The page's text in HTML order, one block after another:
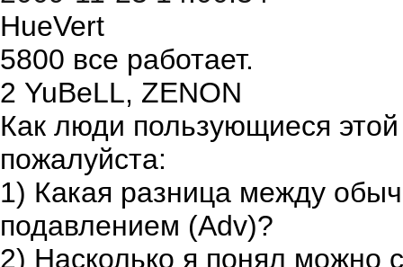
HueVert
5800 все работает.
2 YuBeLL, ZENON
Как люди пользующиеся
пожалуйста:
1) Какая разница между
подавлением (Adv)?
2) Насколько я понял можно